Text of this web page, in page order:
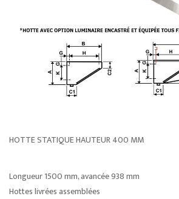
HOTTE STATIQUE HAUTEUR 400 MM
Longueur 1500 mm, avancée 938 mm
Hottes livrées assemblées